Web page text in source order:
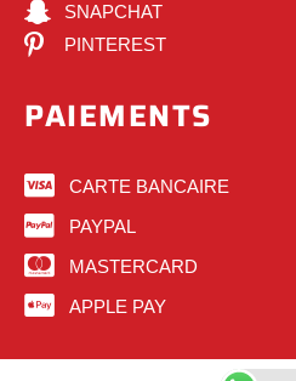
SNAPCHAT
PINTEREST
PAIEMENTS
CARTE BANCAIRE
PAYPAL
MASTERCARD
APPLE PAY